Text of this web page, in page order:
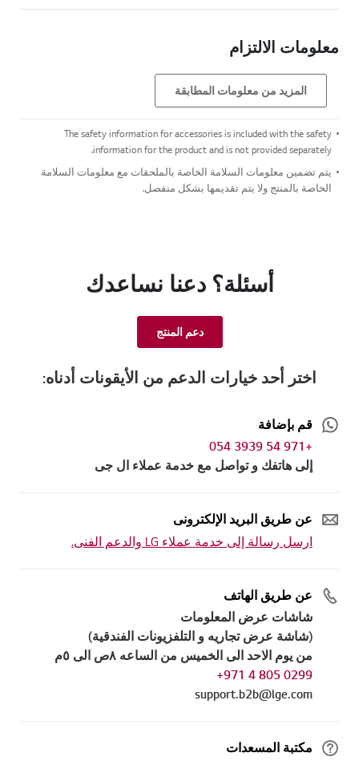
معلومات الالتزام
المزيد من معلومات المطابقة
The safety information for accessories is included with the safety
information for the product and is not provided separately.
يتم تضمين معلومات السلامة الخاصة بالملحقات مع معلومات السلامة
الخاصة بالمنتج ولا يتم تقديمها بشكل منفصل.
أسئلة؟ دعنا نساعدك
دعم المنتج
اختر أحد خيارات الدعم من الأيقونات أدناه:
قم بإضافة
+971 54 3939 054
إلى هاتفك و تواصل مع خدمة عملاء ال جى
عن طريق البريد الإلكترونى
ارسل رسالة إلى خدمة عملاء LG والدعم الفنى.
عن طريق الهاتف
شاشات عرض المعلومات
(شاشة عرض تجاريه و التلفزيونات الفندقية)
من يوم الاحد الى الخميس من الساعه ٨ص الى ٥م
0299 805 4 971+
support.b2b@lge.com
مكتبة المسعدات